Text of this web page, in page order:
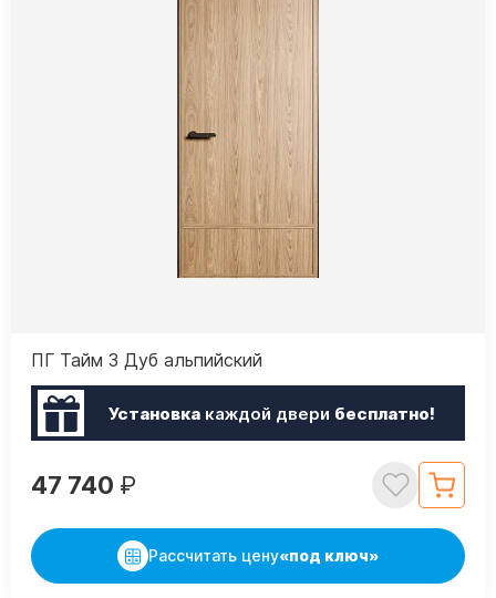
ПГ Тайм 3 Дуб альпийский
Установкакаждой двери бесплатно!
47 740 ₽
Рассчитать цену«под ключ»